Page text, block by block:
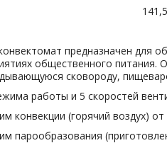
кг 141,5
предназначен для
общественного питания.
сковороду,
работы и 5 скоростей
конвекции (горячий воздух) от
парообразования